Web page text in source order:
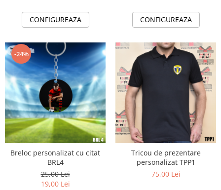
CONFIGUREAZA CONFIGUREAZA
-24%
Breloc personalizat cu citat
BRL4
25,00 Lei
19,00 Lei
Tricou de prezentare
personalizat TPP1
75,00 Lei